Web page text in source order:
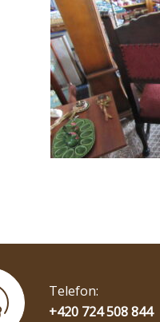
Telefon:
+420 724 508 844